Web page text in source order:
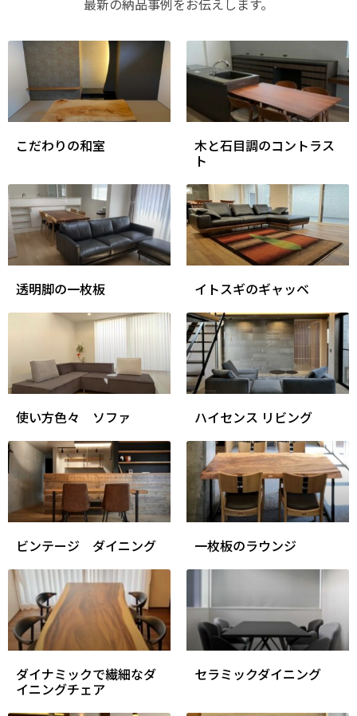
最新の納品事例をお伝えします。
こだわりの和室 木と石目調のコントラス
ト
透明脚の一枚板 イトスギのギャッベ
使い方色々 ソファ ハイセンス リビング
ビンテージ ダイニング 一枚板のラウンジ
ダイナミックで繊細なダ
イニングチェア
セラミックダイニング